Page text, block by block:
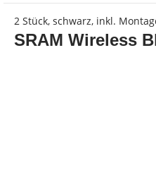
2 Stück, schwarz, inkl.
SRAM Wireless